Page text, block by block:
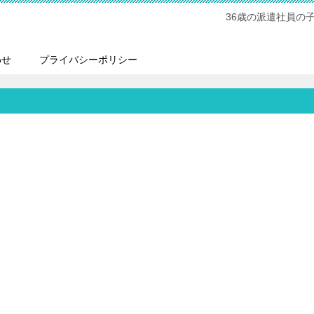
36歳の派遣社員の
プライバシーポリシー